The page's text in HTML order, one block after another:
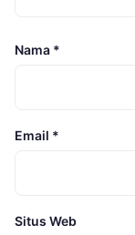
Nama *
Email *
Situs Web